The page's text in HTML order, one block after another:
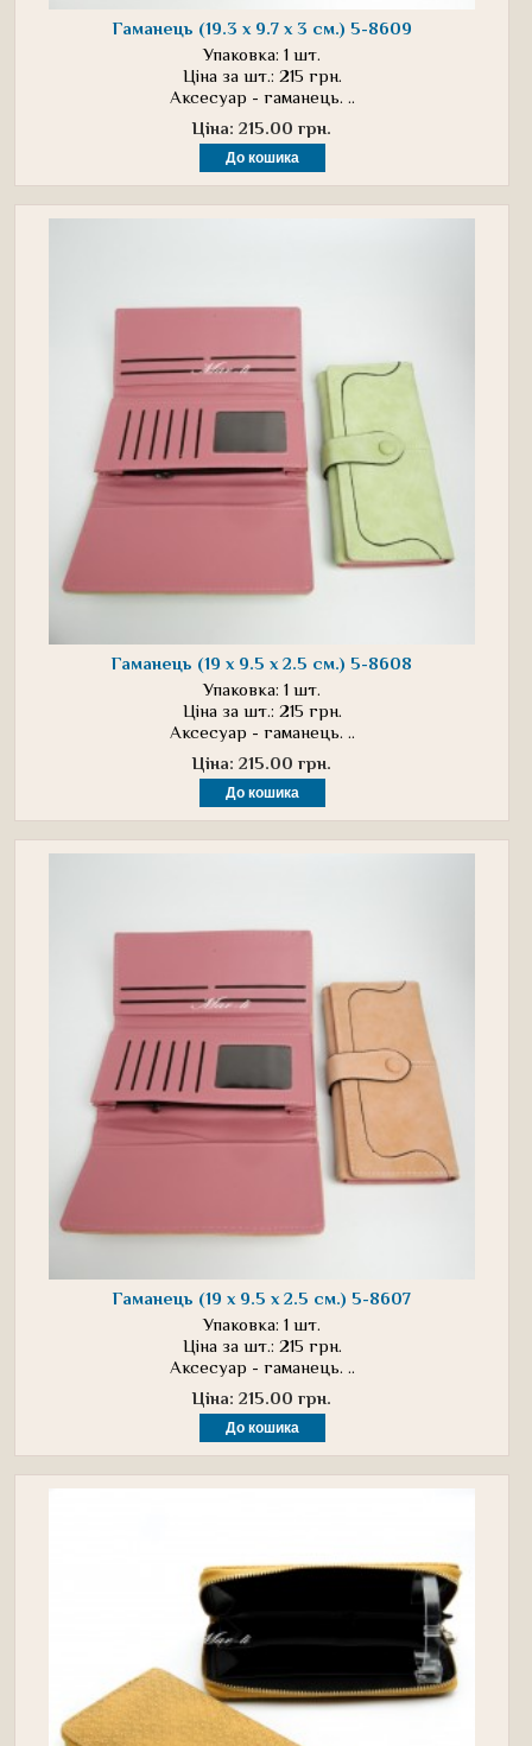
Гаманець (19.3 х 9.7 х 3 см.) 5-8609
Упаковка: 1 шт.
Ціна за шт.: 215 грн.
Аксесуар - гаманець. ..
Ціна: 215.00 грн.
Гаманець (19 х 9.5 х 2.5 см.) 5-8608
Упаковка: 1 шт.
Ціна за шт.: 215 грн.
Аксесуар - гаманець. ..
Ціна: 215.00 грн.
Гаманець (19 х 9.5 х 2.5 см.) 5-8607
Упаковка: 1 шт.
Ціна за шт.: 215 грн.
Аксесуар - гаманець. ..
Ціна: 215.00 грн.